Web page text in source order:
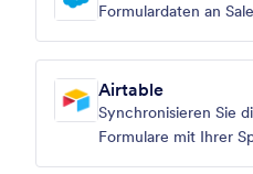
Formulardaten an
Airtable
Synchronisieren Sie
Formulare mit Ihrer